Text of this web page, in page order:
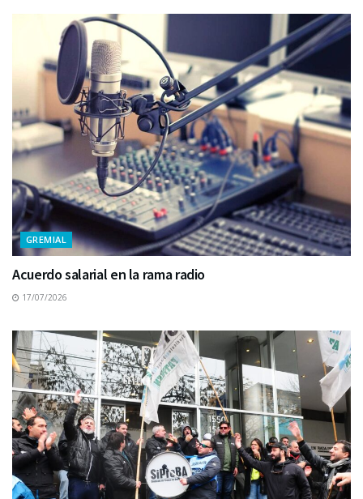
GREMIAL
Acuerdo salarial en la rama radio
17/07/2026